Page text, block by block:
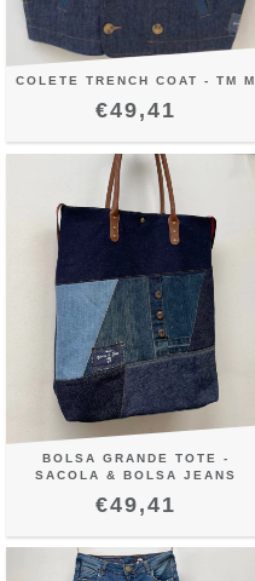
COLETE TRENCH COAT - TM M
€49,41
BOLSA GRANDE TOTE -
SACOLA & BOLSA JEANS
€49,41